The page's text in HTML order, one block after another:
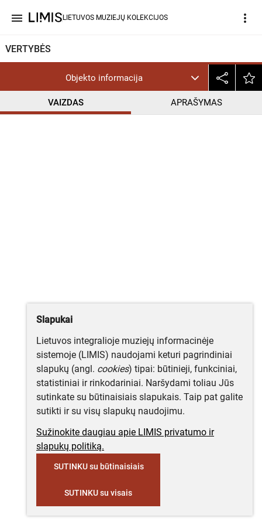
menu LIETUVOS MUZIEJŲ KOLEKCIJOS more_vert
VERTYBĖS
Objekto informacija
VAIZDAS APRAŠYMAS
CC BY-NC-ND
Slapukai
Lietuvos integralioje muziejų informacinėje
sistemoje (LIMIS) naudojami keturi pagrindiniai
slapukų (angl. cookies) tipai: būtinieji, funkciniai,
statistiniai ir rinkodariniai. Naršydami toliau Jūs
sutinkate su būtinaisiais slapukais. Taip pat galite
sutikti ir su visų slapukų naudojimu.
Sužinokite daugiau apie LIMIS privatumo ir
slapukų politiką.
SUTINKU su būtinaisiais
SUTINKU su visais